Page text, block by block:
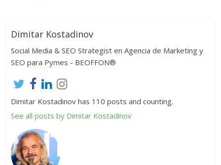
Dimitar Kostadinov
Social Media & SEO Strategist en Agencia de Marketing y
SEO para Pymes - BEOFFON®
Dimitar Kostadinov has 110 posts and counting.
See all posts by Dimitar Kostadinov